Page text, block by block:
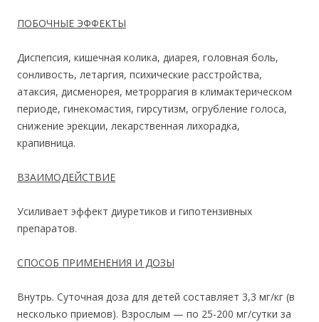
ПОБОЧНЫЕ ЭФФЕКТЫ
Диспепсия, кишечная колика, диарея, головная боль,
сонливость, летаргия, психические расстройства,
атаксия, дисменорея, метроррагия в климактерическом
периоде, гинекомастия, гирсутизм, огрубление голоса,
снижение эрекции, лекарственная лихорадка,
крапивница.
ВЗАИМОДЕЙСТВИЕ
Усиливает эффект диуретиков и гипотензивных
препаратов.
СПОСОБ ПРИМЕНЕНИЯ И ДОЗЫ
Внутрь. Суточная доза для детей составляет 3,3 мг/кг (в
несколько приемов). Взрослым — по 25-200 мг/сутки за